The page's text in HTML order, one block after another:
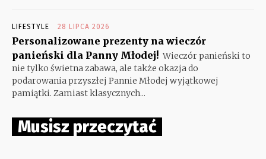
LIFESTYLE 28 LIPCA 2026
Personalizowane prezenty na wieczór
panieński dla Panny Młodej! Wieczór panieński to
nie tylko świetna zabawa, ale także okazja do
podarowania przyszłej Pannie Młodej wyjątkowej
pamiątki. Zamiast klasycznych...
Musisz przeczytać